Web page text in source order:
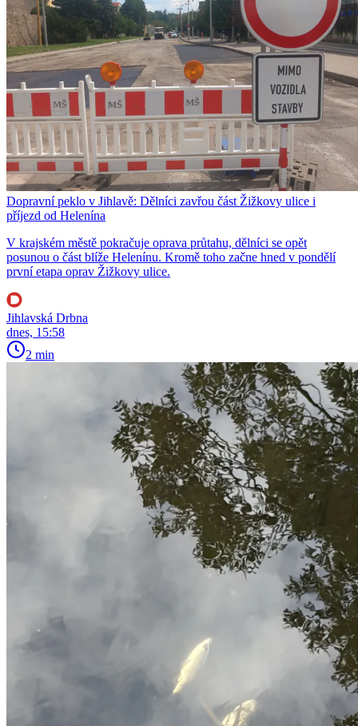
Dopravní peklo v Jihlavě: Dělníci zavřou část Žižkovy ulice i
příjezd od Helenína
V krajském městě pokračuje oprava průtahu, dělníci se opět
posunou o část blíže Helenínu. Kromě toho začne hned v pondělí
první etapa oprav Žižkovy ulice.
Jihlavská Drbna
dnes, 15:58
2 min